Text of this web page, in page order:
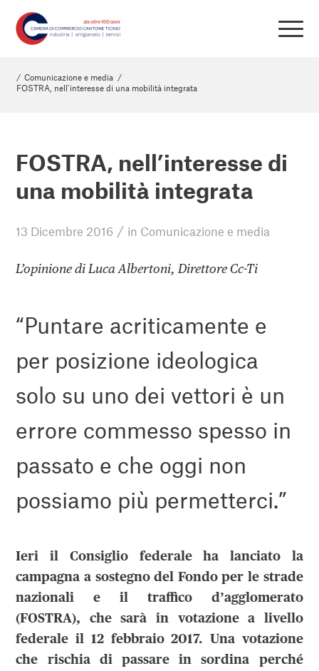
/ Comunicazione e media /
FOSTRA, nell’interesse di una mobilità integrata
FOSTRA, nell’interesse di
una mobilità integrata
13 Dicembre 2016 / in Comunicazione e media
L’opinione di Luca Albertoni, Direttore Cc-Ti
“Puntare acriticamente e
per posizione ideologica
solo su uno dei vettori è un
errore commesso spesso in
passato e che oggi non
possiamo più permetterci.”
Ieri il Consiglio federale ha lanciato la
campagna a sostegno del Fondo per le strade
nazionali e il traffico d’agglomerato
(FOSTRA), che sarà in votazione a livello
federale il 12 febbraio 2017. Una votazione
che rischia di passare in sordina perché